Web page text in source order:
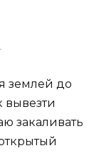
землей до
вывезти
закаливать